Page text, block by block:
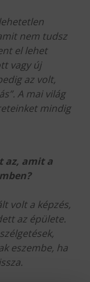
nem tudsz
el lehet
vagy új
az volt,
A mai világ
mindig
az, amit a
volt a képzés,
az épülete.
eszembe, ha